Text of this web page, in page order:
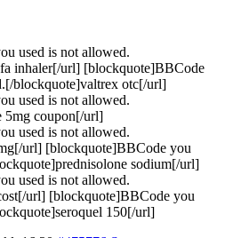
used is not allowed.
inhaler[/url] [blockquote]BBCode
blockquote]valtrex otc[/url]
used is not allowed.
5mg coupon[/url]
used is not allowed.
url] [blockquote]BBCode you
sodium[/url]
used is not allowed.
url] [blockquote]BBCode you
150[/url]